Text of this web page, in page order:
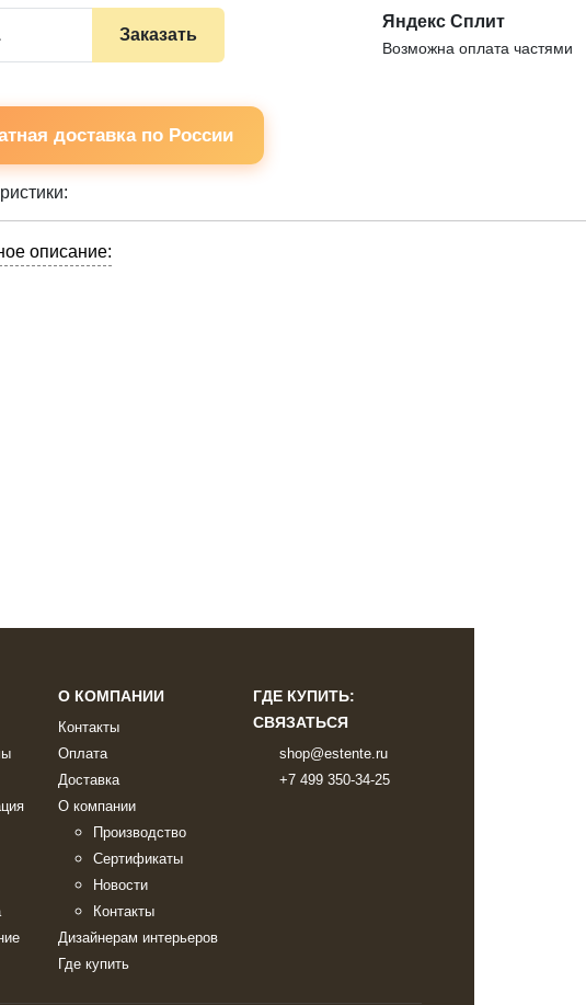
Заказать
Яндекс Сплит
Возможна оплата частями
доставка по России
описание:
О КОМПАНИИ
Контакты
Оплата
Доставка
О компании
Производство
Сертификаты
Новости
Контакты
Дизайнерам интерьеров
Где купить
ГДЕ КУПИТЬ:
СВЯЗАТЬСЯ
shop@estente.ru
+7 499 350-34-25